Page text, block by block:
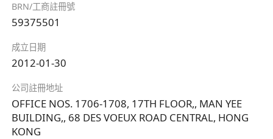
BRN/工商註冊號
59375501
成立日期
2012-01-30
公司註冊地址
OFFICE NOS. 1706-1708, 17TH FLOOR,, MAN YEE
BUILDING,, 68 DES VOEUX ROAD CENTRAL, HONG
KONG